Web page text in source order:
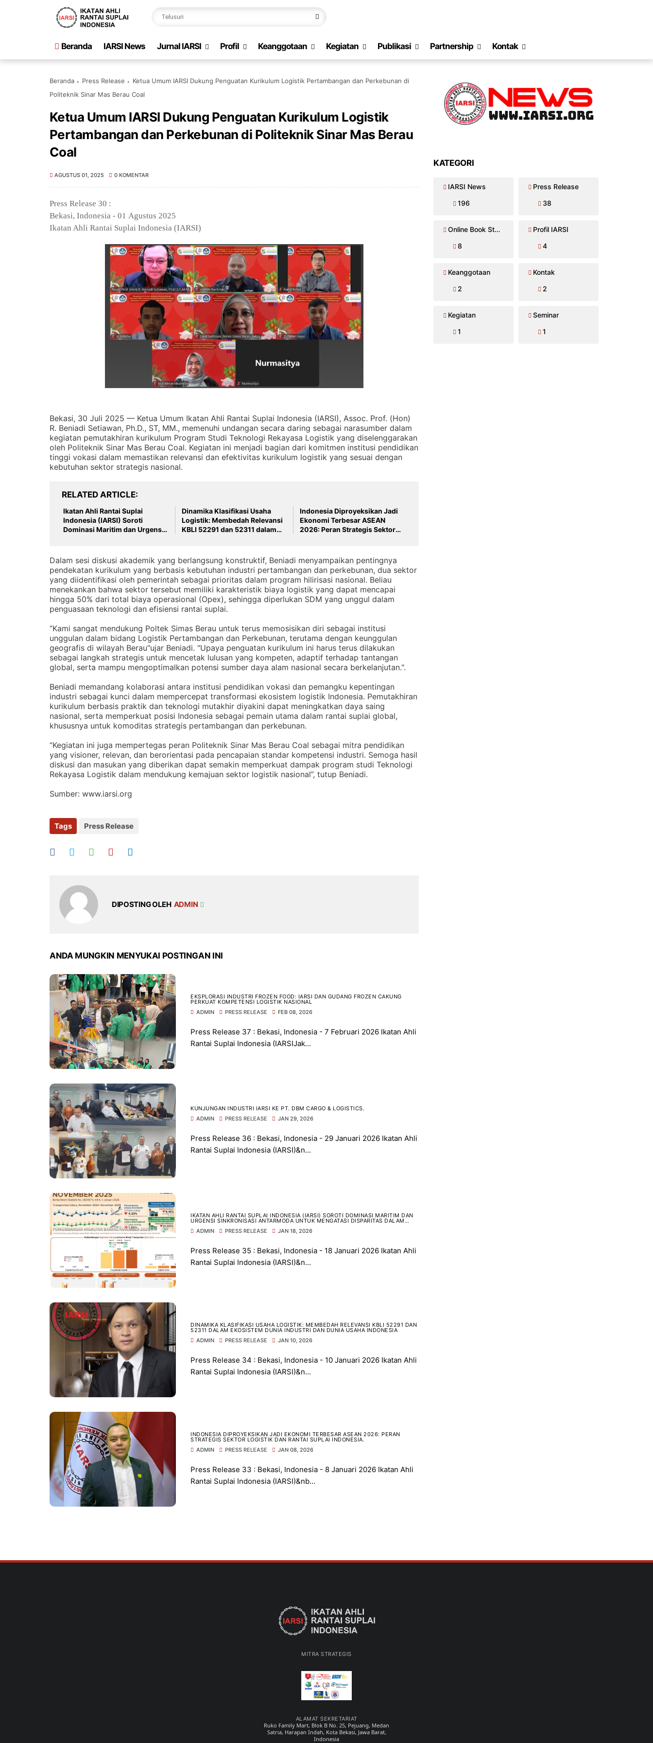
Beranda IARSI News Jurnal IARSI Profil Keanggotaan Kegiatan Publikasi Partnership Kontak
Beranda Press Release
Ketua Umum IARSI Dukung Penguatan Kurikulum Logistik Pertambangan dan Perkebunan di
Politeknik Sinar Mas Berau Coal
Ketua Umum IARSI Dukung Penguatan Kurikulum Logistik
Pertambangan dan Perkebunan di Politeknik Sinar Mas Berau
Coal
AGUSTUS 01, 2025 0 KOMENTAR
Press Release 30 :
Bekasi, Indonesia - 01 Agustus 2025
Ikatan Ahli Rantai Suplai Indonesia (IARSI)
Bekasi, 30 Juli 2025 — Ketua Umum Ikatan Ahli Rantai Suplai Indonesia (IARSI), Assoc. Prof. (Hon)
R. Beniadi Setiawan, Ph.D., ST, MM., memenuhi undangan secara daring sebagai narasumber dalam
kegiatan pemutakhiran kurikulum Program Studi Teknologi Rekayasa Logistik yang diselenggarakan
oleh Politeknik Sinar Mas Berau Coal. Kegiatan ini menjadi bagian dari komitmen institusi pendidikan
tinggi vokasi dalam memastikan relevansi dan efektivitas kurikulum logistik yang sesuai dengan
kebutuhan sektor strategis nasional.
RELATED ARTICLE
Ikatan Ahli Rantai Suplai
Indonesia (IARSI) Soroti
Dominasi Maritim dan Urgensi
Peta Logistik Nasional.
Dinamika Klasifikasi Usaha
Logistik: Membedah Relevansi
KBLI 52291 dan 52311 dalam
Indonesia Diproyeksikan Jadi
Ekonomi Terbesar ASEAN
2026: Peran Strategis Sektor
Dalam sesi diskusi akademik yang berlangsung konstruktif, Beniadi menyampaikan pentingnya
pendekatan kurikulum yang berbasis kebutuhan industri pertambangan dan perkebunan, dua sektor
yang diidentifikasi oleh pemerintah sebagai prioritas dalam program hilirisasi nasional. Beliau
menekankan bahwa sektor tersebut memiliki karakteristik biaya logistik yang dapat mencapai
hingga 50% dari total biaya operasional (Opex), sehingga diperlukan SDM yang unggul dalam
penguasaan teknologi dan efisiensi rantai suplai.
“Kami sangat mendukung Poltek Simas Berau untuk terus memosisikan diri sebagai institusi
unggulan dalam bidang Logistik Pertambangan dan Perkebunan, terutama dengan keunggulan
geografis di wilayah Berau"ujar Beniadi. "Upaya penguatan kurikulum ini harus terus dilakukan
sebagai langkah strategis untuk mencetak lulusan yang kompeten, adaptif terhadap tantangan
global, serta mampu mengoptimalkan potensi sumber daya alam nasional secara berkelanjutan.".
Beniadi memandang kolaborasi antara institusi pendidikan vokasi dan pemangku kepentingan
industri sebagai kunci dalam mempercepat transformasi ekosistem logistik Indonesia. Pemutakhiran
kurikulum berbasis praktik dan teknologi mutakhir diyakini dapat meningkatkan daya saing
nasional, serta memperkuat posisi Indonesia sebagai pemain utama dalam rantai suplai global,
khususnya untuk komoditas strategis pertambangan dan perkebunan.
“Kegiatan ini juga mempertegas peran Politeknik Sinar Mas Berau Coal sebagai mitra pendidikan
yang visioner, relevan, dan berorientasi pada pencapaian standar kompetensi industri. Semoga hasil
diskusi dan masukan yang diberikan dapat semakin memperkuat dampak program studi Teknologi
Rekayasa Logistik dalam mendukung kemajuan sektor logistik nasional”, tutup Beniadi.
Sumber: www.iarsi.org
Tags Press Release
DIPOSTING OLEH ADMIN
ANDA MUNGKIN MENYUKAI POSTINGAN INI
EKSPLORASI INDUSTRI FROZEN FOOD: IARSI DAN GUDANG FROZEN CAKUNG
PERKUAT KOMPETENSI LOGISTIK NASIONAL
ADMIN
PRESS RELEASE FEB 08, 2026
Press Release 37 : Bekasi, Indonesia - 7 Februari 2026 Ikatan Ahli
Rantai Suplai Indonesia (IARSIJak...
KUNJUNGAN INDUSTRI IARSI KE PT. DBM CARGO & LOGISTICS.
ADMIN
PRESS RELEASE JAN 29, 2026
Press Release 36 : Bekasi, Indonesia - 29 Januari 2026 Ikatan Ahli
Rantai Suplai Indonesia (IARSI)&n...
IKATAN AHLI RANTAI SUPLAI INDONESIA (IARSI) SOROTI DOMINASI MARITIM DAN
URGENSI SINKRONISASI ANTARMODA UNTUK MENGATASI DISPARITAS DALAM
ADMIN PRESS RELEASE JAN 18, 2026
Press Release 35 : Bekasi, Indonesia - 18 Januari 2026 Ikatan Ahli
Rantai Suplai Indonesia (IARSI)&n...
DINAMIKA KLASIFIKASI USAHA LOGISTIK: MEMBEDAH RELEVANSI KBLI 52291 DAN
52311 DALAM EKOSISTEM DUNIA INDUSTRI DAN DUNIA USAHA INDONESIA
ADMIN
PRESS RELEASE JAN 10, 2026
Press Release 34 : Bekasi, Indonesia - 10 Januari 2026 Ikatan Ahli
Rantai Suplai Indonesia (IARSI)&n...
INDONESIA DIPROYEKSIKAN JADI EKONOMI TERBESAR ASEAN 2026: PERAN
STRATEGIS SEKTOR LOGISTIK DAN RANTAI SUPLAI INDONESIA.
ADMIN
PRESS RELEASE JAN 08, 2026
Press Release 33 : Bekasi, Indonesia - 8 Januari 2026 Ikatan Ahli
Rantai Suplai Indonesia (IARSI)&nb...
KATEGORI
IARSI News
196
Press Release
38
Online Book Store
8
Profil IARSI
4
Keanggotaan
2
Kontak
2
Kegiatan
1
Seminar
1
MITRA STRATEGIS
ALAMAT SEKRETARIAT
Ruko Family Mart, Blok B No. 25, Pejuang, Medan
Satria, Harapan Indah, Kota Bekasi, Jawa Barat,
Indonesia